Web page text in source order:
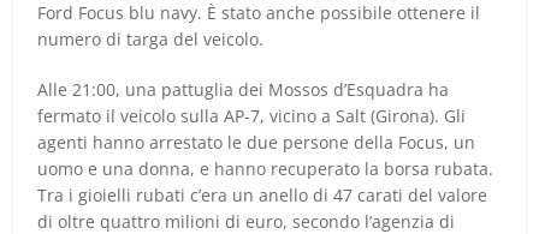
Ford Focus blu navy. È stato anche possibile ottenere il
numero di targa del veicolo.
Alle 21:00, una pattuglia dei Mossos d’Esquadra ha
fermato il veicolo sulla AP-7, vicino a Salt (Girona). Gli
agenti hanno arrestato le due persone della Focus, un
uomo e una donna, e hanno recuperato la borsa rubata.
Tra i gioielli rubati c’era un anello di 47 carati del valore
di oltre quattro milioni di euro, secondo l’agenzia di